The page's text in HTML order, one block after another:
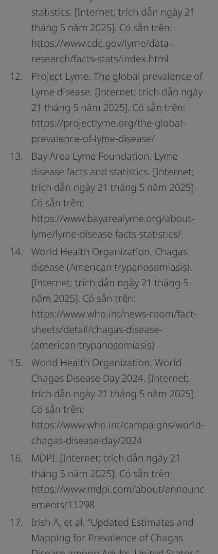
statistics. [Internet; trích dẫn ngày 21
tháng 5 năm 2025]. Có sẵn trên:
https://www.cdc.gov/lyme/data-
research/facts-stats/index.html
Project Lyme. The global prevalence of
Lyme disease. [Internet; trích dẫn ngày
21 tháng 5 năm 2025]. Có sẵn trên:
https://projectlyme.org/the-global-
prevalence-of-lyme-disease/
Bay Area Lyme Foundation. Lyme
disease facts and statistics. [Internet;
trích dẫn ngày 21 tháng 5 năm 2025].
Có sẵn trên:
https://www.bayarealyme.org/about-
lyme/lyme-disease-facts-statistics/
World Health Organization. Chagas
disease (American trypanosomiasis).
[Internet; trích dẫn ngày 21 tháng 5
năm 2025]. Có sẵn trên:
https://www.who.int/news-room/fact-
sheets/detail/chagas-disease-
(american-trypanosomiasis)
World Health Organization. World
Chagas Disease Day 2024. [Internet;
trích dẫn ngày 21 tháng 5 năm 2025].
Có sẵn trên:
https://www.who.int/campaigns/world-
chagas-disease-day/2024
MDPI. [Internet; trích dẫn ngày 21
tháng 5 năm 2025]. Có sẵn trên:
https://www.mdpi.com/about/announc
ements/11298
Irish A, et al. “Updated Estimates and
Mapping for Prevalence of Chagas